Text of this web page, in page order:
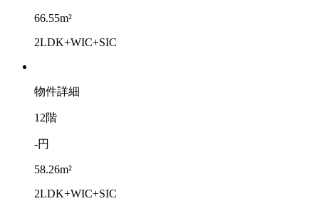
66.55m²
2LDK+WIC+SIC
物件詳細
12階
-円
58.26m²
2LDK+WIC+SIC